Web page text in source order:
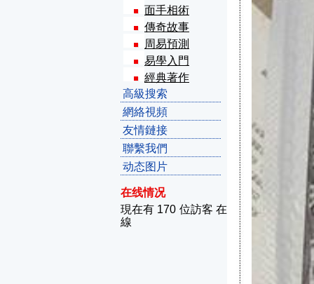
面手相術
傳奇故事
周易預測
易學入門
經典著作
高級搜索
網絡視頻
友情鏈接
聯繫我們
动态图片
在线情况
現在有 170 位訪客 在
線